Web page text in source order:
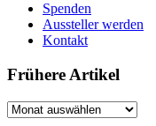
Spenden
Aussteller werden
Kontakt
Frühere Artikel
Frühere